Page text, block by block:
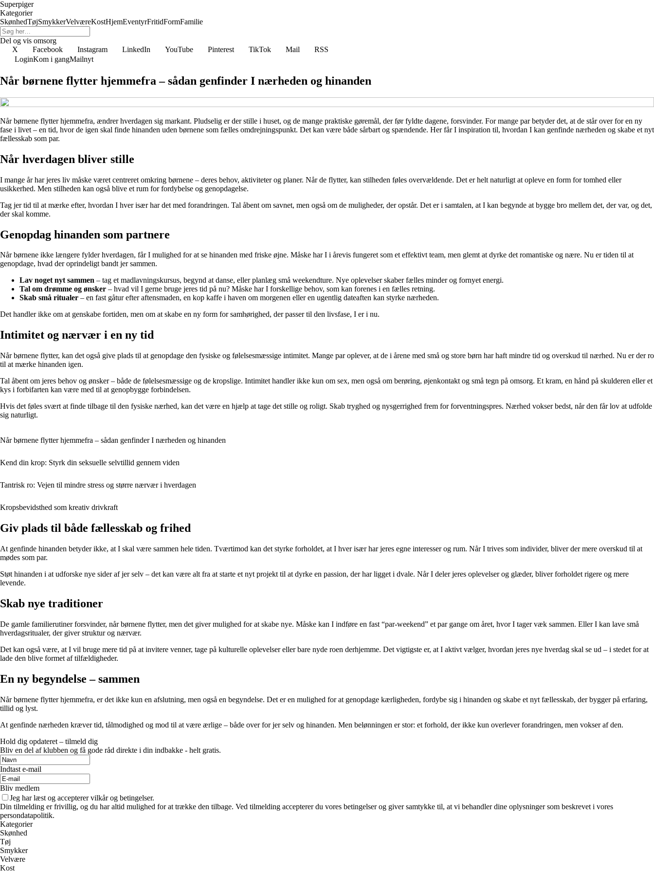
Superpiger
Kategorier
SkønhedTøjSmykkerVelværeKostHjemEventyrFritidFormFamilie
Del og vis omsorg
X
Facebook Instagram LinkedIn YouTube Pinterest TikTok Mail
RSS
LoginKom i gangMailnyt
Når børnene flytter hjemmefra – sådan genfinder I nærheden og hinanden
Når børnene flytter hjemmefra, ændrer hverdagen sig markant. Pludselig er der stille i huset, og de mange praktiske gøremål, der før fyldte dagene, forsvinder. For mange par betyder det, at de står over for en ny
fase i livet – en tid, hvor de igen skal finde hinanden uden børnene som fælles omdrejningspunkt. Det kan være både sårbart og spændende. Her får I inspiration til, hvordan I kan genfinde nærheden og skabe et nyt
fællesskab som par.
Når hverdagen bliver stille
I mange år har jeres liv måske været centreret omkring børnene – deres behov, aktiviteter og planer. Når de flytter, kan stilheden føles overvældende. Det er helt naturligt at opleve en form for tomhed eller
usikkerhed. Men stilheden kan også blive et rum for fordybelse og genopdagelse.
Tag jer tid til at mærke efter, hvordan I hver især har det med forandringen. Tal åbent om savnet, men også om de muligheder, der opstår. Det er i samtalen, at I kan begynde at bygge bro mellem det, der var, og det,
der skal komme.
Genopdag hinanden som partnere
Når børnene ikke længere fylder hverdagen, får I mulighed for at se hinanden med friske øjne. Måske har I i årevis fungeret som et effektivt team, men glemt at dyrke det romantiske og nære. Nu er tiden til at
genopdage, hvad der oprindeligt bandt jer sammen.
Lav noget nyt sammen – tag et madlavningskursus, begynd at danse, eller planlæg små weekendture. Nye oplevelser skaber fælles minder og fornyet energi.
Tal om drømme og ønsker – hvad vil I gerne bruge jeres tid på nu? Måske har I forskellige behov, som kan forenes i en fælles retning.
Skab små ritualer – en fast gåtur efter aftensmaden, en kop kaffe i haven om morgenen eller en ugentlig dateaften kan styrke nærheden.
Det handler ikke om at genskabe fortiden, men om at skabe en ny form for samhørighed, der passer til den livsfase, I er i nu.
Intimitet og nærvær i en ny tid
Når børnene flytter, kan det også give plads til at genopdage den fysiske og følelsesmæssige intimitet. Mange par oplever, at de i årene med små og store børn har haft mindre tid og overskud til nærhed. Nu er der ro
til at mærke hinanden igen.
Tal åbent om jeres behov og ønsker – både de følelsesmæssige og de kropslige. Intimitet handler ikke kun om sex, men også om berøring, øjenkontakt og små tegn på omsorg. Et kram, en hånd på skulderen eller et
kys i forbifarten kan være med til at genopbygge forbindelsen.
Hvis det føles svært at finde tilbage til den fysiske nærhed, kan det være en hjælp at tage det stille og roligt. Skab tryghed og nysgerrighed frem for forventningspres. Nærhed vokser bedst, når den får lov at udfolde
sig naturligt.
Når børnene flytter hjemmefra – sådan genfinder I nærheden og hinanden
Kend din krop: Styrk din seksuelle selvtillid gennem viden
Tantrisk ro: Vejen til mindre stress og større nærvær i hverdagen
Kropsbevidsthed som kreativ drivkraft
Giv plads til både fællesskab og frihed
At genfinde hinanden betyder ikke, at I skal være sammen hele tiden. Tværtimod kan det styrke forholdet, at I hver især har jeres egne interesser og rum. Når I trives som individer, bliver der mere overskud til at
mødes som par.
Støt hinanden i at udforske nye sider af jer selv – det kan være alt fra at starte et nyt projekt til at dyrke en passion, der har ligget i dvale. Når I deler jeres oplevelser og glæder, bliver forholdet rigere og mere
levende.
Skab nye traditioner
De gamle familierutiner forsvinder, når børnene flytter, men det giver mulighed for at skabe nye. Måske kan I indføre en fast “par-weekend” et par gange om året, hvor I tager væk sammen. Eller I kan lave små
hverdagsritualer, der giver struktur og nærvær.
Det kan også være, at I vil bruge mere tid på at invitere venner, tage på kulturelle oplevelser eller bare nyde roen derhjemme. Det vigtigste er, at I aktivt vælger, hvordan jeres nye hverdag skal se ud – i stedet for at
lade den blive formet af tilfældigheder.
En ny begyndelse – sammen
Når børnene flytter hjemmefra, er det ikke kun en afslutning, men også en begyndelse. Det er en mulighed for at genopdage kærligheden, fordybe sig i hinanden og skabe et nyt fællesskab, der bygger på erfaring,
tillid og lyst.
At genfinde nærheden kræver tid, tålmodighed og mod til at være ærlige – både over for jer selv og hinanden. Men belønningen er stor: et forhold, der ikke kun overlever forandringen, men vokser af den.
Hold dig opdateret – tilmeld dig
Bliv en del af klubben og få gode råd direkte i din indbakke - helt gratis.
Indtast e-mail
Bliv medlem
Jeg har læst og accepterer vilkår og betingelser.
Din tilmelding er frivillig, og du har altid mulighed for at trække den tilbage. Ved tilmelding accepterer du vores betingelser og giver samtykke til, at vi behandler dine oplysninger som beskrevet i vores
persondatapolitik.
Kategorier
Skønhed
Tøj
Smykker
Velvære
Kost